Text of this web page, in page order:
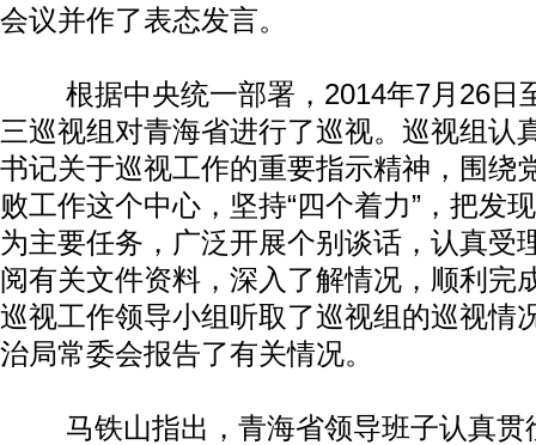
会议并作了表态发言。
根据中央统一部署，2014年7月26日
三巡视组对青海省进行了巡视。巡视组认
书记关于巡视工作的重要指示精神，围绕
败工作这个中心，坚持“四个着力”，把发
为主要任务，广泛开展个别谈话，认真受
阅有关文件资料，深入了解情况，顺利完
巡视工作领导小组听取了巡视组的巡视情
治局常委会报告了有关情况。
马铁山指出，青海省领导班子认真贯